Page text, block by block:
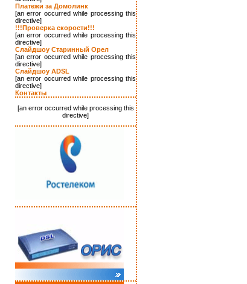
Платежи за Домолинк
[an error occurred while processing this
directive]
!!!Проверка скорости!!!
[an error occurred while processing this
directive]
Слайдшоу Старинный Орел
[an error occurred while processing this
directive]
Слайдшоу ADSL
[an error occurred while processing this
directive]
Контакты
[an error occurred while processing this
directive]